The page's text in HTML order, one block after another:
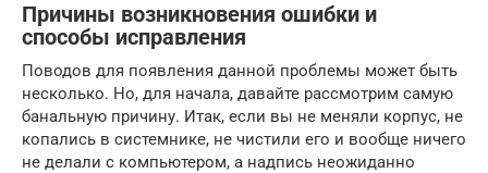
Причины возникновения ошибки и
способы исправления
Поводов для появления данной проблемы может быть
несколько. Но, для начала, давайте рассмотрим самую
банальную причину. Итак, если вы не меняли корпус, не
копались в системнике, не чистили его и вообще ничего
не делали с компьютером, а надпись неожиданно